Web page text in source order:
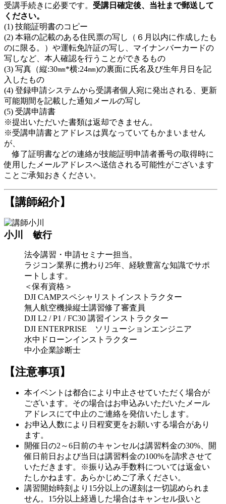
受講手続きに必要です。 受講日確定後、当社まで郵送して
ください。
(1) 技能証明書のコピー
(2) 本籍の記載のある住民票の写し（６月以内に作成したも
のに限る。）や運転免許証の写し、マイナンバーカードの
写しなど、本人確認を行うことができるもの
(3) 写真（縦:30㎜*横:24㎜)の裏面に氏名及び生年月日を記
入したもの
(4) 登録申請システムから受講者個人宛に発出される、更新
可能期間を記載した通知メールの写し
(5) 受講申請書
※提出いただいた書類は返却できません。
※受講申請書とアドレスは異なっていてもかまいません
が、
修了証明書などの連絡が技能証明申請者番号の取得時に
使用したメールアドレスへ送信される可能性がございます
ことご承知おきください。
【講師紹介】
小川 敏行
法令講習・申請セミナー担当。
ラジコン業界に携わり25年、経験豊富な知識でサポ
ートします。
＜保有資格＞
DJI CAMPスペシャリストインストラクター
無人航空機操縦士講習修了審査員
DJI L2 / P1 / FC30 講習インストラクター
DJI ENTERPRISE ソリューションエンジニア
水中ドローンインストラクター
中小企業診断士
【注意事項】
本イベントは都合により中止させていただく場合が
ございます。その場合はお申込みいただいたメール
アドレスにて中止のご連絡を発信いたします。
お申込人数により日程変更をお願いする場合があり
ます。
開催日の2～6日前のキャンセルは講習料金の30%、開
催日前日および当日は講習料金の100%を請求させて
いただきます。※振り込み手数料については返金い
たしかねます。あらかじめご了承ください。
講習開始時刻より15分以上の遅刻は一切認められま
せん。15分以上経過した場合はキャンセル扱いと